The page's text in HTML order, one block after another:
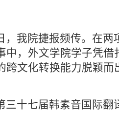
，我院捷报频传。在两
中，外文学院学子凭借
跨文化转换能力脱颖而
三十七届韩素音国际翻